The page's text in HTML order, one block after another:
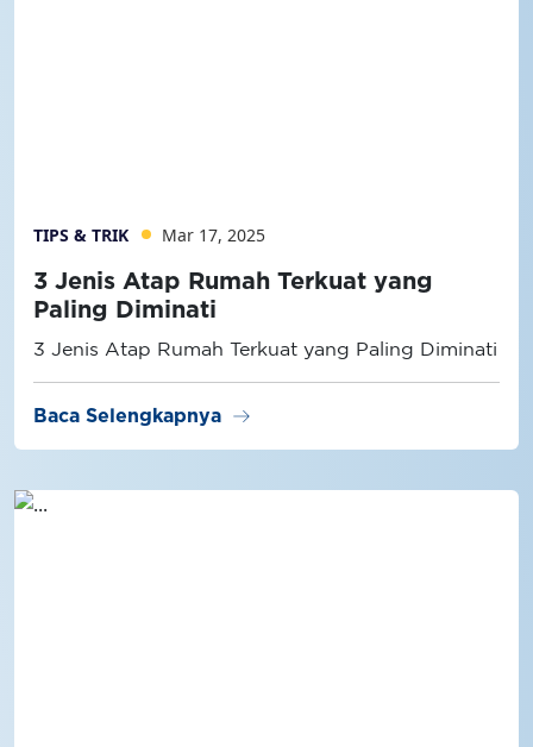
TIPS & TRIK Mar 17, 2025
3 Jenis Atap Rumah Terkuat yang
Paling Diminati
3 Jenis Atap Rumah Terkuat yang Paling Diminati
Baca Selengkapnya arrow_right_alt